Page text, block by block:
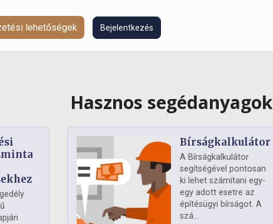
lehetőségek Bejelentkezés
Hasznos segédanyagok
Bírságkalkulátor
A Bírságkalkulátor
segítségével pontosan
ki lehet számítani egy-
egy adott esetre az
építésügyi bírságot. A
szá...